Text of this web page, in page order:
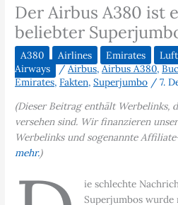
Der Airbus A380 ist
beliebter
A380 Airlines Emirates
Airways /Airbus,Airbus A380,
Emirates,Fakten,Superjumbo /7.
(Dieser Beitrag enthält Werbelinks,
versehen sind. Wir finanzieren
Werbelinks und sogenannte
mehr.)
ie schlechte
Superjumbos wurde